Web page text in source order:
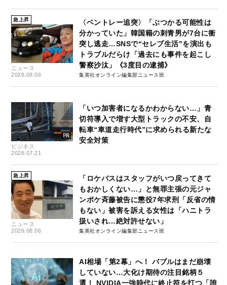
急上昇
ニュース
2026.08.06
〈ベントレー追突〉「ぶつかる可能性は
分かっていた」韓国籍の刺青男が7台に衝
突し逃走…SNSで“セレブ生活”を演出も
トラブルだらけ「過去にも事件を起こし
警察沙汰」《3度目の逮捕》
集英社オンライン編集部ニュース班
ビジネス
2026.07.21
「いつ加害者になるかわからない…」青
切符導入で増す大型トラックの不安、自
転車“車道走行時代”に求められる新たな
安全対策
急上昇
ニュース
2026.08.06
「ロケバスはスタッフがいつ戻ってきて
もおかしくない…」と無罪主張の元ジャ
ンポケ斉藤被告に懲役7年求刑「反省の情
もない」被害を訴える女性は「ハニトラ
扱いされ…絶対許せない」
集英社オンライン編集部ニュース班
AI相場「第2幕」へ！ バブルはまだ崩壊
していない…大化け期待の注目銘柄５
選！ NVIDIA一強時代に終止符を打つ「誰